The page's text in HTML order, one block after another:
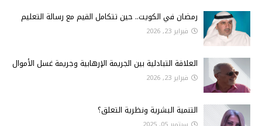
رمضان في الكويت.. حين تتكامل القيم مع رسالة التعليم
فبراير 23, 2026
العلاقة التبادلية بين الجريمة الإرهابية وجريمة غسل الأموال
فبراير 23, 2026
التنمية البشرية ونظرية التعلق؟